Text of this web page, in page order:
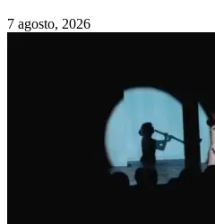
7 agosto, 2026